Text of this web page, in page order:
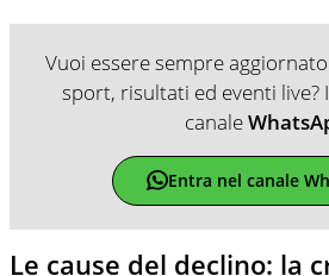
Vuoi essere sempre
sport, risultati ed eventi live?
canale
Entra nel canale
Le cause del declino: la